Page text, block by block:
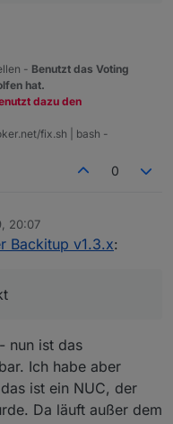
- Benutzt das Voting
hat.
dazu den
fix.sh | bash -
0
20:07
Backitup v1.3.x:
nun ist das
Ich habe aber
ist ein NUC, der
Da läuft außer dem